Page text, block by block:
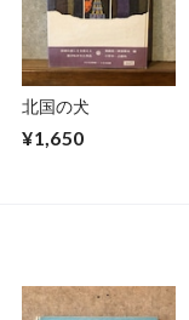
北国の犬
¥1,650